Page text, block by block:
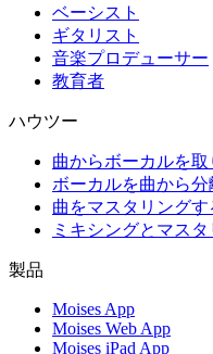
ベーシスト
ギタリスト
音楽プロデューサー
教育者
ハウツー
曲からボーカルを取
ボーカルを曲から分
曲をマスタリングす
ミキシングとマス
製品
Moises App
Moises Web App
Moises iPad App